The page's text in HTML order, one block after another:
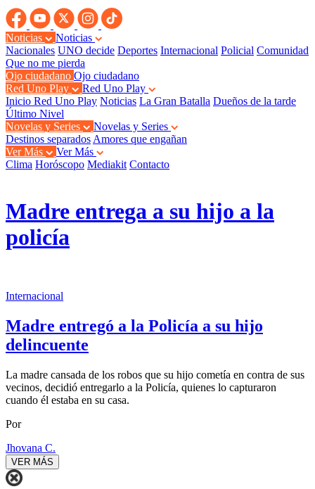
Noticias
Noticias
Nacionales UNO decide Deportes Internacional Policial Comunidad
Que no me pierda
Ojo ciudadano Ojo ciudadano
Red Uno Play
Red Uno Play
Inicio Red Uno Play Noticias La Gran Batalla Dueños de la tarde
Último Nivel
Novelas y Series
Novelas y Series
Destinos separados Amores que engañan
Ver Más
Ver Más
Clima Horóscopo Mediakit Contacto
Madre entrega a su hijo a la
policía
Internacional
Madre entregó a la Policía a su hijo
delincuente
La madre cansada de los robos que su hijo cometía en contra de sus
vecinos, decidió entregarlo a la Policía, quienes lo capturaron
cuando él estaba en su casa.
Por
Jhovana C.
VER MÁS